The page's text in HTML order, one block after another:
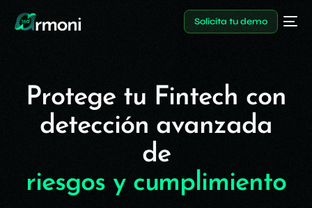
Solicita tu demo
Protege tu Fintech con
detección avanzada
de
riesgos y cumplimiento